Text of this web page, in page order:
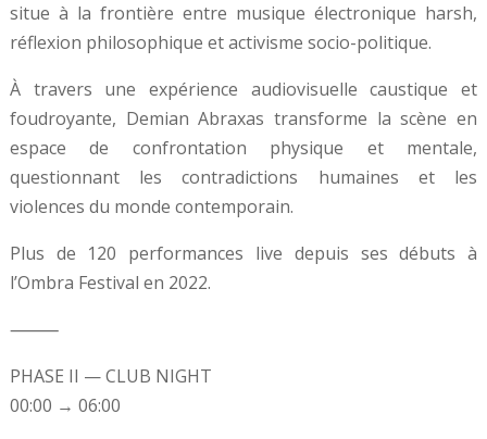
situe à la frontière entre musique électronique harsh,
réflexion philosophique et activisme socio-politique.
À travers une expérience audiovisuelle caustique et
foudroyante, Demian Abraxas transforme la scène en
espace de confrontation physique et mentale,
questionnant les contradictions humaines et les
violences du monde contemporain.
Plus de 120 performances live depuis ses débuts à
l’Ombra Festival en 2022.
⸻
PHASE II — CLUB NIGHT
00:00 → 06:00